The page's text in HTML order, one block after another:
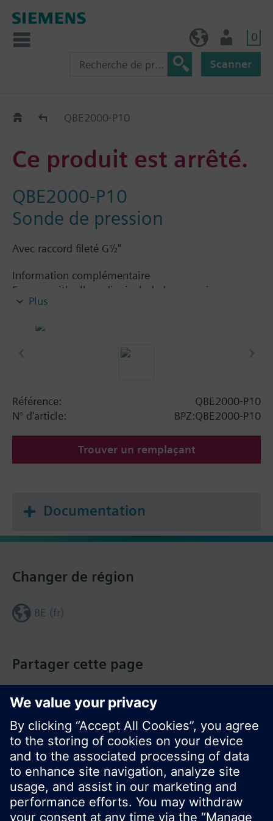
0
Scanner
Old2NewQBE2000-P10
Ce produit est arrêté.
QBE2000-P10
Sonde de pression
Avec raccord fileté G½"
Information complémentaire
For use with all media, included ammonia.
Plus
Référence:
QBE2000-P10
N° d'article:
BPZ:QBE2000-P10
Trouver un remplaçant
Documentation
Partager cette page
Changer de région
BE (fr)
© Siemens Switzerland Ltd. Building Technologies